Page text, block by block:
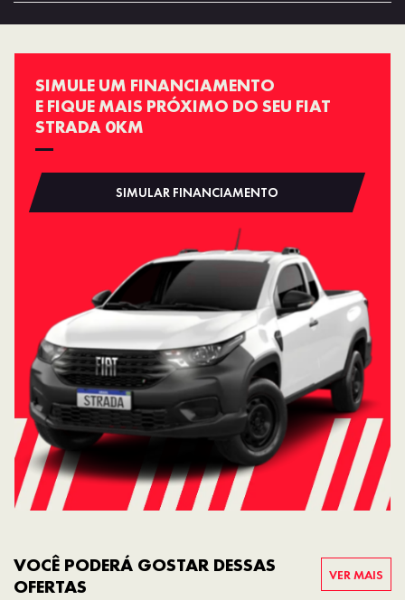
SIMULE UM FINANCIAMENTO
E FIQUE MAIS PRÓXIMO DO SEU FIAT
STRADA 0KM
SIMULAR FINANCIAMENTO
VOCÊ PODERÁ GOSTAR DESSAS
OFERTAS
VER MAIS